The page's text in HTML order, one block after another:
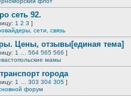
сеть 92.
1 2 3 ]
сети, связь
Цены, отзывы[единая тема]
1 564 565 566 ]
мамы
города
1 303 304 305 ]
форум